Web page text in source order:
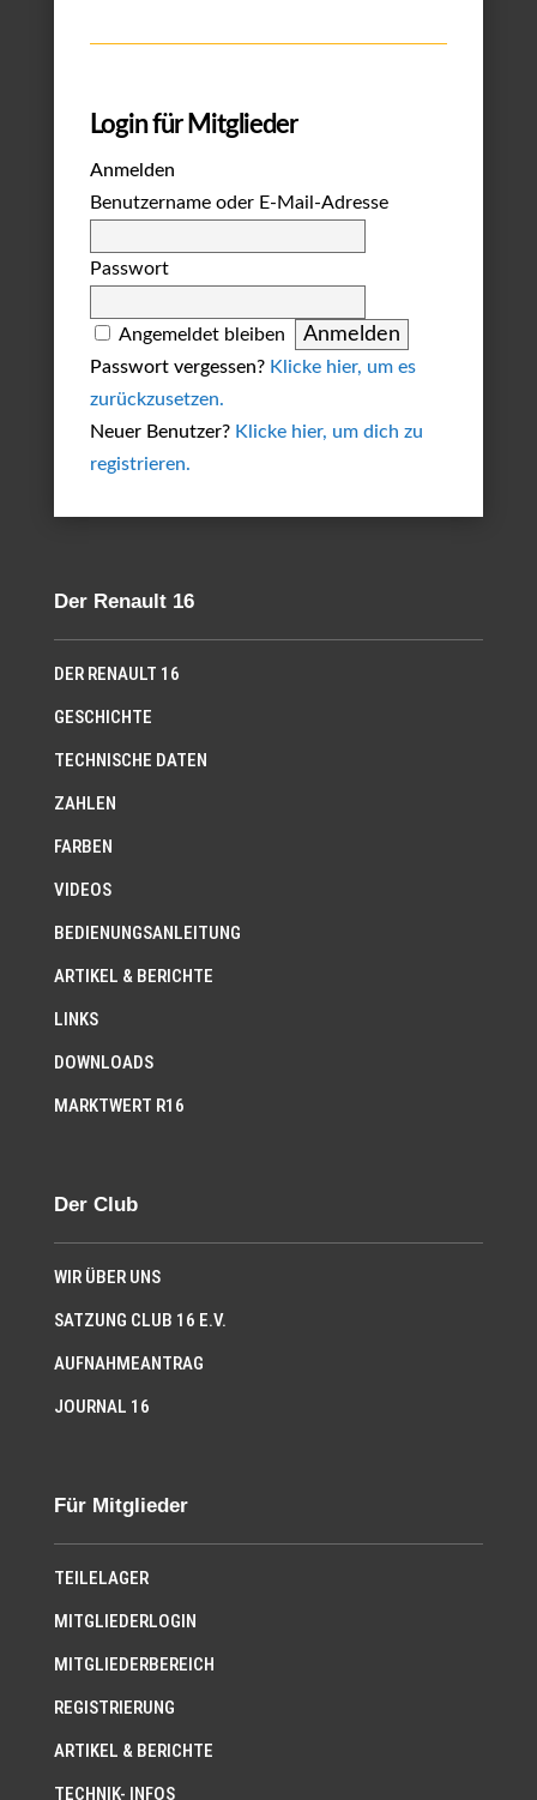
Login für Mitglieder
Anmelden
Benutzername oder E-Mail-Adresse
Passwort
Angemeldet bleiben
Passwort vergessen? Klicke hier, um es
zurückzusetzen.
Neuer Benutzer? Klicke hier, um dich zu
registrieren.
Der Renault 16
DER RENAULT 16
GESCHICHTE
TECHNISCHE DATEN
ZAHLEN
FARBEN
VIDEOS
BEDIENUNGSANLEITUNG
ARTIKEL & BERICHTE
LINKS
DOWNLOADS
MARKTWERT R16
Der Club
WIR ÜBER UNS
SATZUNG CLUB 16 E.V.
AUFNAHMEANTRAG
JOURNAL 16
Für Mitglieder
TEILELAGER
MITGLIEDERLOGIN
MITGLIEDERBEREICH
REGISTRIERUNG
ARTIKEL & BERICHTE
TECHNIK- INFOS